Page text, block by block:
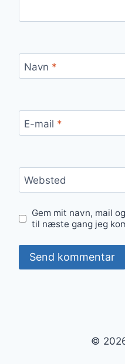
Navn *
E-mail *
Websted
Gem mit navn, mail
til næste gang jeg
©